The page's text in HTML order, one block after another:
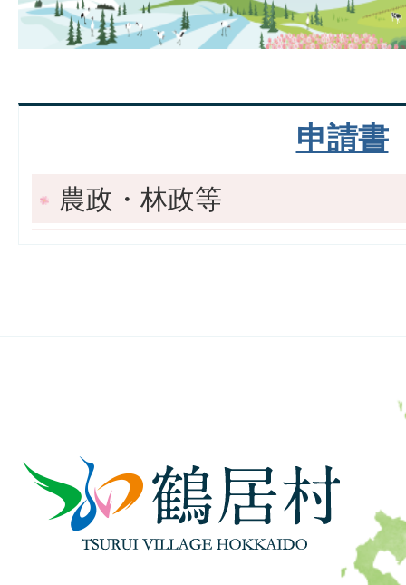
申請書
農政・林政等
鶴